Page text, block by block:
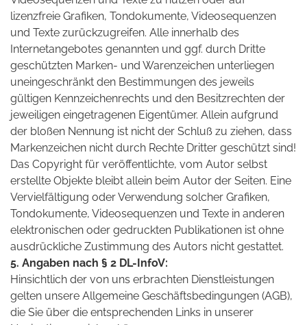
lizenzfreie Grafiken, Tondokumente, Videosequenzen
und Texte zurückzugreifen. Alle innerhalb des
Internetangebotes genannten und ggf. durch Dritte
geschützten Marken- und Warenzeichen unterliegen
uneingeschränkt den Bestimmungen des jeweils
gültigen Kennzeichenrechts und den Besitzrechten der
jeweiligen eingetragenen Eigentümer. Allein aufgrund
der bloßen Nennung ist nicht der Schluß zu ziehen, dass
Markenzeichen nicht durch Rechte Dritter geschützt sind!
Das Copyright für veröffentlichte, vom Autor selbst
erstellte Objekte bleibt allein beim Autor der Seiten. Eine
Vervielfältigung oder Verwendung solcher Grafiken,
Tondokumente, Videosequenzen und Texte in anderen
elektronischen oder gedruckten Publikationen ist ohne
ausdrückliche Zustimmung des Autors nicht gestattet.
5. Angaben nach § 2 DL-InfoV:
Hinsichtlich der von uns erbrachten Dienstleistungen
gelten unsere Allgemeine Geschäftsbedingungen (AGB),
die Sie über die entsprechenden Links in unserer